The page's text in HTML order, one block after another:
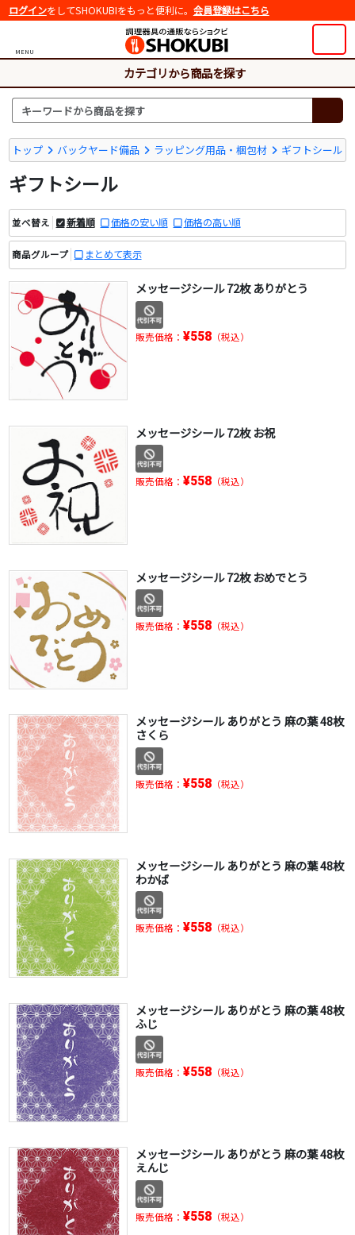
ログインをしてSHOKUBIをもっと便利に。 会員登録はこちら
MENU
カテゴリから商品を探す
トップ バックヤード備品 ラッピング用品・梱包材 ギフトシール
ギフトシール
並べ替え 新着順 価格の安い順 価格の高い順
商品グループ まとめて表示
メッセージシール 72枚 ありがとう
販売価格： ¥558（税込）
メッセージシール 72枚 お祝
販売価格： ¥558（税込）
メッセージシール 72枚 おめでとう
販売価格： ¥558（税込）
メッセージシール ありがとう 麻の葉 48枚
さくら
販売価格： ¥558（税込）
メッセージシール ありがとう 麻の葉 48枚
わかば
販売価格： ¥558（税込）
メッセージシール ありがとう 麻の葉 48枚
ふじ
販売価格： ¥558（税込）
メッセージシール ありがとう 麻の葉 48枚
えんじ
販売価格： ¥558（税込）